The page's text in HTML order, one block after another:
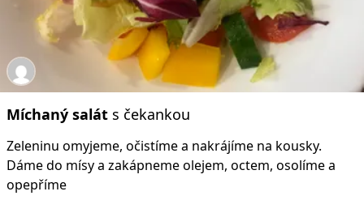
Míchaný salát s čekankou
Zeleninu omyjeme, očistíme a nakrájíme na kousky.
Dáme do mísy a zakápneme olejem, octem, osolíme a
opepříme